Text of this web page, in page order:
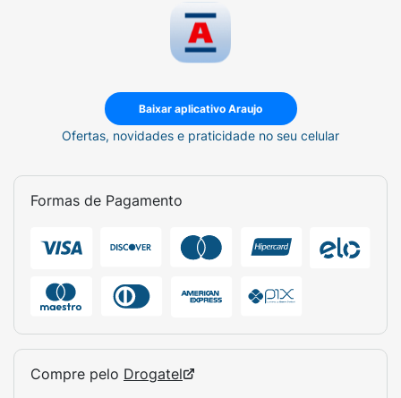
Baixar aplicativo Araujo
Ofertas, novidades e praticidade no seu celular
Formas de Pagamento
Compre pelo Drogatel